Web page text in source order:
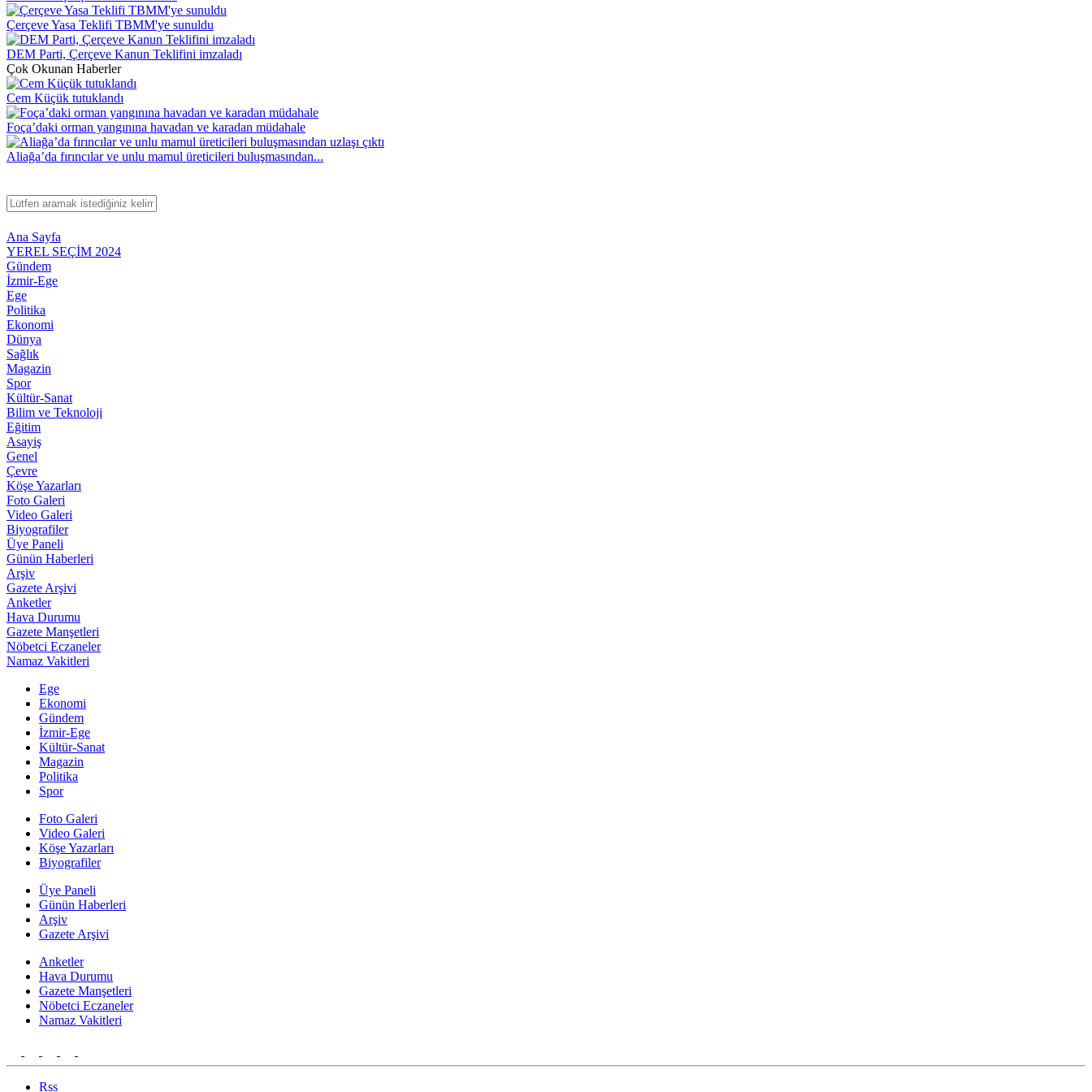
Çerçeve Yasa Teklifi TBMM'ye sunuldu
DEM Parti, Çerçeve Kanun Teklifini imzaladı
Çok Okunan Haberler
Cem Küçük tutuklandı
Foça’daki orman yangınına havadan ve karadan müdahale
Aliağa’da fırıncılar ve unlu mamul üreticileri buluşmasından...
Ana Sayfa
YEREL SEÇİM 2024
Gündem
İzmir-Ege
Ege
Politika
Ekonomi
Dünya
Sağlık
Magazin
Spor
Kültür-Sanat
Bilim ve Teknoloji
Eğitim
Asayiş
Genel
Çevre
Köşe Yazarları
Foto Galeri
Video Galeri
Biyografiler
Üye Paneli
Günün Haberleri
Arşiv
Gazete Arşivi
Anketler
Hava Durumu
Gazete Manşetleri
Nöbetci Eczaneler
Namaz Vakitleri
Ege
Ekonomi
Gündem
İzmir-Ege
Kültür-Sanat
Magazin
Politika
Spor
Foto Galeri
Video Galeri
Köşe Yazarları
Biyografiler
Üye Paneli
Günün Haberleri
Arşiv
Gazete Arşivi
Anketler
Hava Durumu
Gazete Manşetleri
Nöbetci Eczaneler
Namaz Vakitleri
Rss